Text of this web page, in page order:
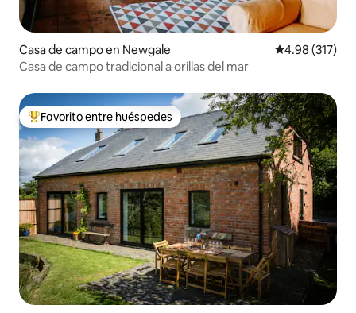
Casa de campo en Newgale Calificación
4.98 (317)
Casa de campo tradicional a orillas del mar
De los mejores en Favorito entre huéspedes
Favorito entre huéspedes